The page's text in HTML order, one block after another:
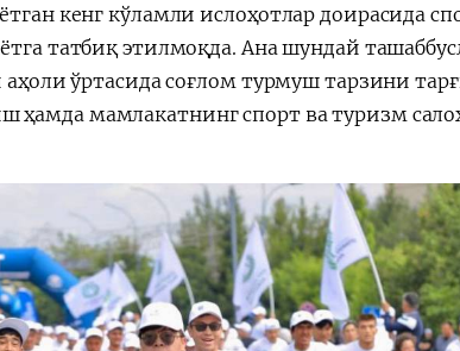
кенг кўламли ислоҳотлар доирасида
татбиқ этилмоқда. Ана шундай
аҳоли ўртасида соғлом турмуш тарзини
мамлакатнинг спорт ва туризм